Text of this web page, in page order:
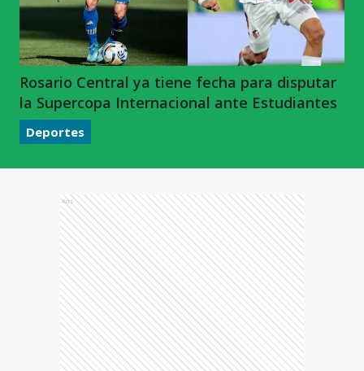
Rosario Central ya tiene fecha para disputar
la Supercopa Internacional ante Estudiantes
Deportes
Ads